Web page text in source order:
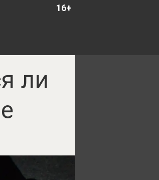
16+
ли